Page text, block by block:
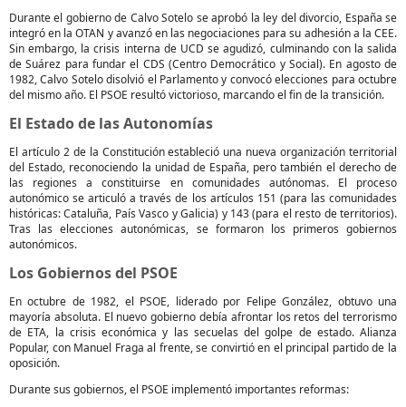
Durante el gobierno de Calvo Sotelo se aprobó la ley del divorcio, España se
integró en la OTAN y avanzó en las negociaciones para su adhesión a la CEE.
Sin embargo, la crisis interna de UCD se agudizó, culminando con la salida
de Suárez para fundar el CDS (Centro Democrático y Social). En agosto de
1982, Calvo Sotelo disolvió el Parlamento y convocó elecciones para octubre
del mismo año. El PSOE resultó victorioso, marcando el fin de la transición.
El Estado de las Autonomías
El artículo 2 de la Constitución estableció una nueva organización territorial
del Estado, reconociendo la unidad de España, pero también el derecho de
las regiones a constituirse en comunidades autónomas. El proceso
autonómico se articuló a través de los artículos 151 (para las comunidades
históricas: Cataluña, País Vasco y Galicia) y 143 (para el resto de territorios).
Tras las elecciones autonómicas, se formaron los primeros gobiernos
autonómicos.
Los Gobiernos del PSOE
En octubre de 1982, el PSOE, liderado por Felipe González, obtuvo una
mayoría absoluta. El nuevo gobierno debía afrontar los retos del terrorismo
de ETA, la crisis económica y las secuelas del golpe de estado. Alianza
Popular, con Manuel Fraga al frente, se convirtió en el principal partido de la
oposición.
Durante sus gobiernos, el PSOE implementó importantes reformas: